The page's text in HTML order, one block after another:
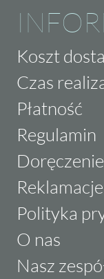
Koszt
Czas
Płatność
Regulamin
Reklamacje
Polityka
O nas
Nasz